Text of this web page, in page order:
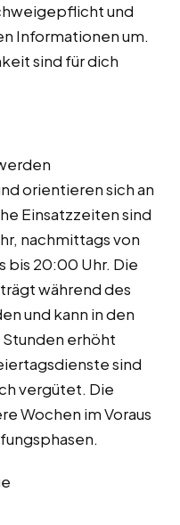
und
Informationen um.
sind für dich
orientieren sich an
Einsatzzeiten sind
nachmittags von
bis 20:00 Uhr. Die
während des
und kann in den
erhöht
sind
vergütet. Die
Wochen im Voraus